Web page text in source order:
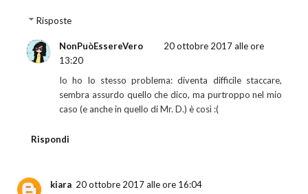
Risposte
NonPuòEssereVero
20 ottobre 2017 alle ore
13:20
Io ho lo stesso problema: diventa difficile staccare,
sembra assurdo quello che dico, ma purtroppo nel mio
caso (e anche in quello di Mr. D.) è così :(
Rispondi
kiara 20 ottobre 2017 alle ore 16:04